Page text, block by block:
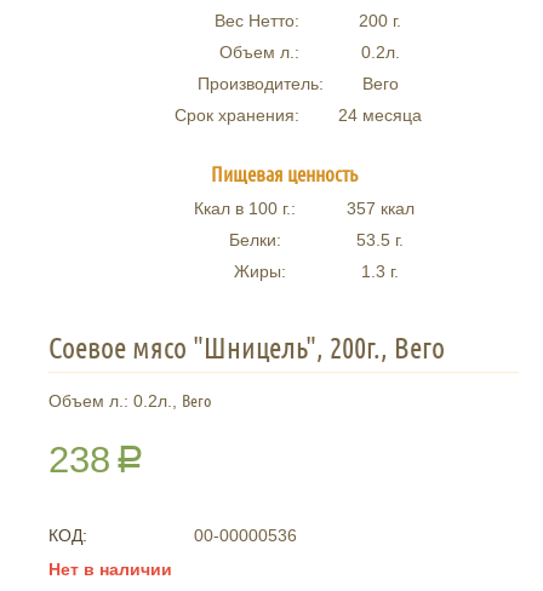
Вес Нетто: 200 г.
Объем л.:
0.2л.
Производитель:
Вего
Срок хранения:
24 месяца
Пищевая ценность
Ккал в 100 г.: 357 ккал
Белки:
53.5 г.
Жиры:
1.3 г.
Соевое мясо "Шницель", 200г., Вего
Объем л.: 0.2л., Вего
238 Р
КОД:
00-00000536
Нет в наличии